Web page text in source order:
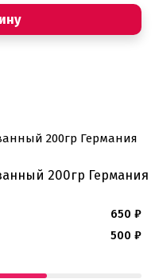
200гр Германия
650 ₽
500 ₽